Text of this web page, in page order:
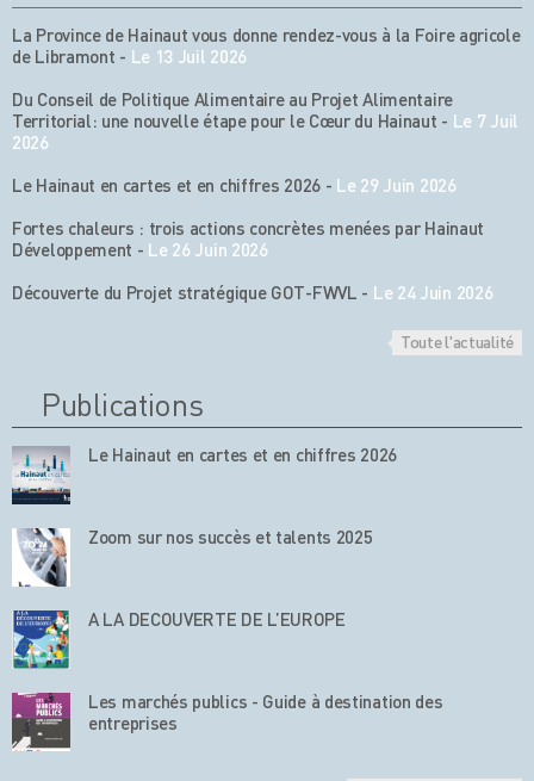
La Province de Hainaut vous donne rendez-vous à la Foire agricole
de Libramont - Le 13 Juil 2026
Du Conseil de Politique Alimentaire au Projet Alimentaire
Territorial: une nouvelle étape pour le Cœur du Hainaut - Le 7 Juil
2026
Le Hainaut en cartes et en chiffres 2026 - Le 29 Juin 2026
Fortes chaleurs : trois actions concrètes menées par Hainaut
Développement - Le 26 Juin 2026
Découverte du Projet stratégique GOT-FWVL - Le 24 Juin 2026
Toute l'actualité
Publications
Le Hainaut en cartes et en chiffres 2026
Zoom sur nos succès et talents 2025
A LA DECOUVERTE DE L’EUROPE
Les marchés publics - Guide à destination des
entreprises